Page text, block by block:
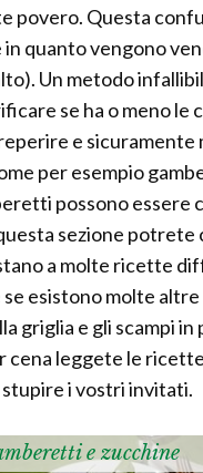
povero. Questa
quanto vengono
Un metodo
se ha o meno le
e
per esempio
possono essere
sezione
a molte ricette
se esistono molte
griglia e gli scampi
cena leggete le
i vostri invitati.
e zucchine